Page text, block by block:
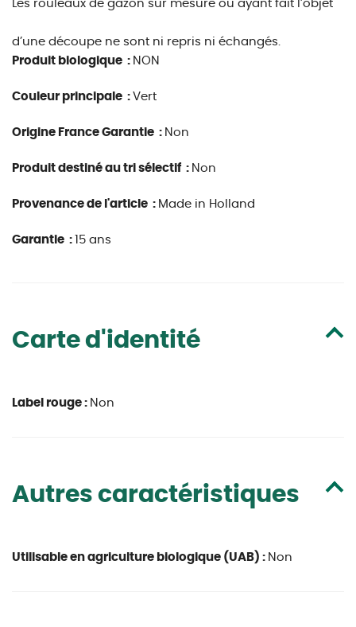
Les rouleaux de gazon sur mesure ou ayant fait l’objet
d’une découpe ne sont ni repris ni échangés.
Produit biologique : NON
Couleur principale : Vert
Origine France Garantie : Non
Produit destiné au tri sélectif : Non
Provenance de l'article : Made in Holland
Garantie : 15 ans
Carte d'identité
Label rouge : Non
Autres caractéristiques
Utilisable en agriculture biologique (UAB) : Non